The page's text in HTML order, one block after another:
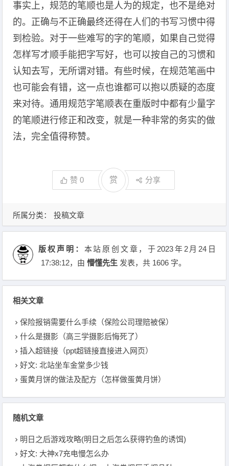
事实上，规范的笔顺也是人为的规定，也不是绝对
的。正确与不正确最终还得在人们的书写习惯中得
到检验。对于一些难写的字的笔顺，如果自己觉得
怎样写才顺手能把字写好，也可以按自己的习惯和
认知去写，无所谓对错。有些时候，在规范笔画中
也可能会有错，这一点也谁都可以抱以质疑的态度
来对待。通用规范字笔顺表在重版时中都有少量字
的笔顺进行修正和改变，就是一种非常的务实的做
法，完全值得称赞。
赞0 赏 分享
所属分类： 投稿文章
版权声明： 本站原创文章，于2023年2月24日
17:38:12，由懵懂先生 发表，共 1606 字。
相关文章
保险报销需要什么手续（保险公司理赔被保）
什么是摄影（高三学摄影后悔死了）
插入超链接（ppt超链接直接进入网页）
好文: 北站坐车金堂多少钱
蛋黄月饼的做法及配方（怎样做蛋黄月饼）
随机文章
明日之后游戏攻略(明日之后怎么获得钓鱼的诱饵)
好文: 大神x7充电慢怎么办